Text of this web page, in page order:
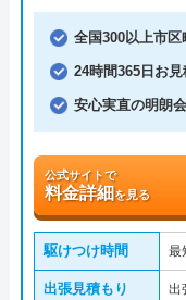
全国300以上市区
24時間365日お
安心実直の明朗
公式サイトで
料金詳細を見る
駆けつけ時間 最
出張見積もり 出